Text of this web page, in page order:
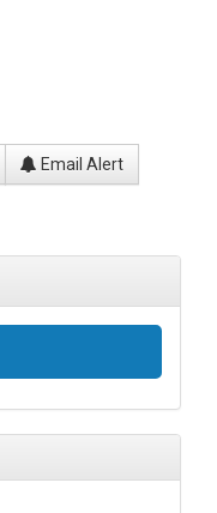
Email Alert